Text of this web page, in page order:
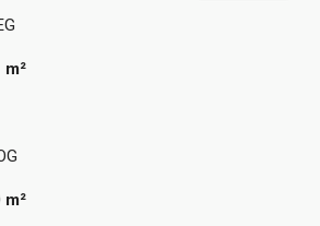
vorgedachter Detaillösungen kann das
und Ideen angepasst werden.
können Extras zeigen.
m²
m²